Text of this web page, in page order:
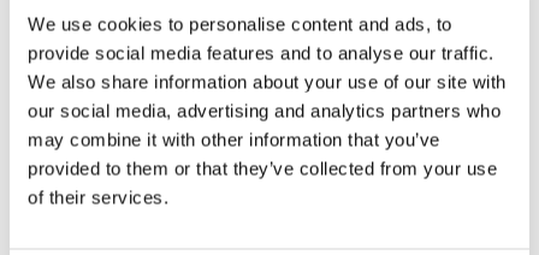
We use cookies to personalise content and ads, to
provide social media features and to analyse our traffic.
We also share information about your use of our site with
our social media, advertising and analytics partners who
may combine it with other information that you’ve
provided to them or that they’ve collected from your use
of their services.